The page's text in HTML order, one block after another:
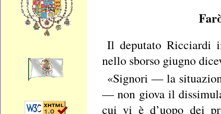
Il deputato Ricciardi
nello sborso giugno
«Signori — la
— non giova il
cui vi è d’uopo dei